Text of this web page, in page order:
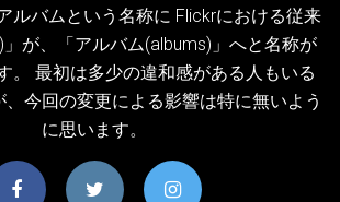
ルバムという名称に Flickrにおける従来
が、「アルバム(albums)」へと名称が
。 最初は多少の違和感がある人もいる
今回の変更による影響は特に無いよう
に思います。